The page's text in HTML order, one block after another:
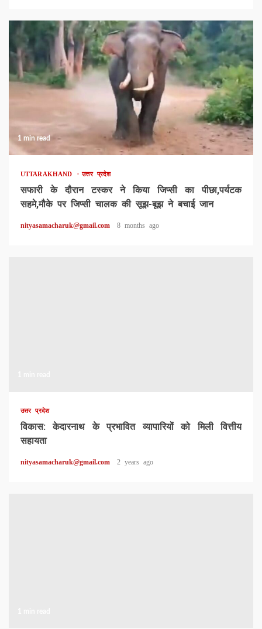
1 min read
UTTARAKHAND उत्तर प्रदेश
सफारी के दौरान टस्कर ने किया जिप्सी का पीछा,पर्यटक
सहमे,मौके पर जिप्सी चालक की सूझ-बूझ ने बचाई जान
nityasamacharuk@gmail.com 8 months ago
उत्तर प्रदेश
विकास: केदारनाथ के प्रभावित व्यापारियों को मिली वित्तीय
सहायता
nityasamacharuk@gmail.com 2 years ago